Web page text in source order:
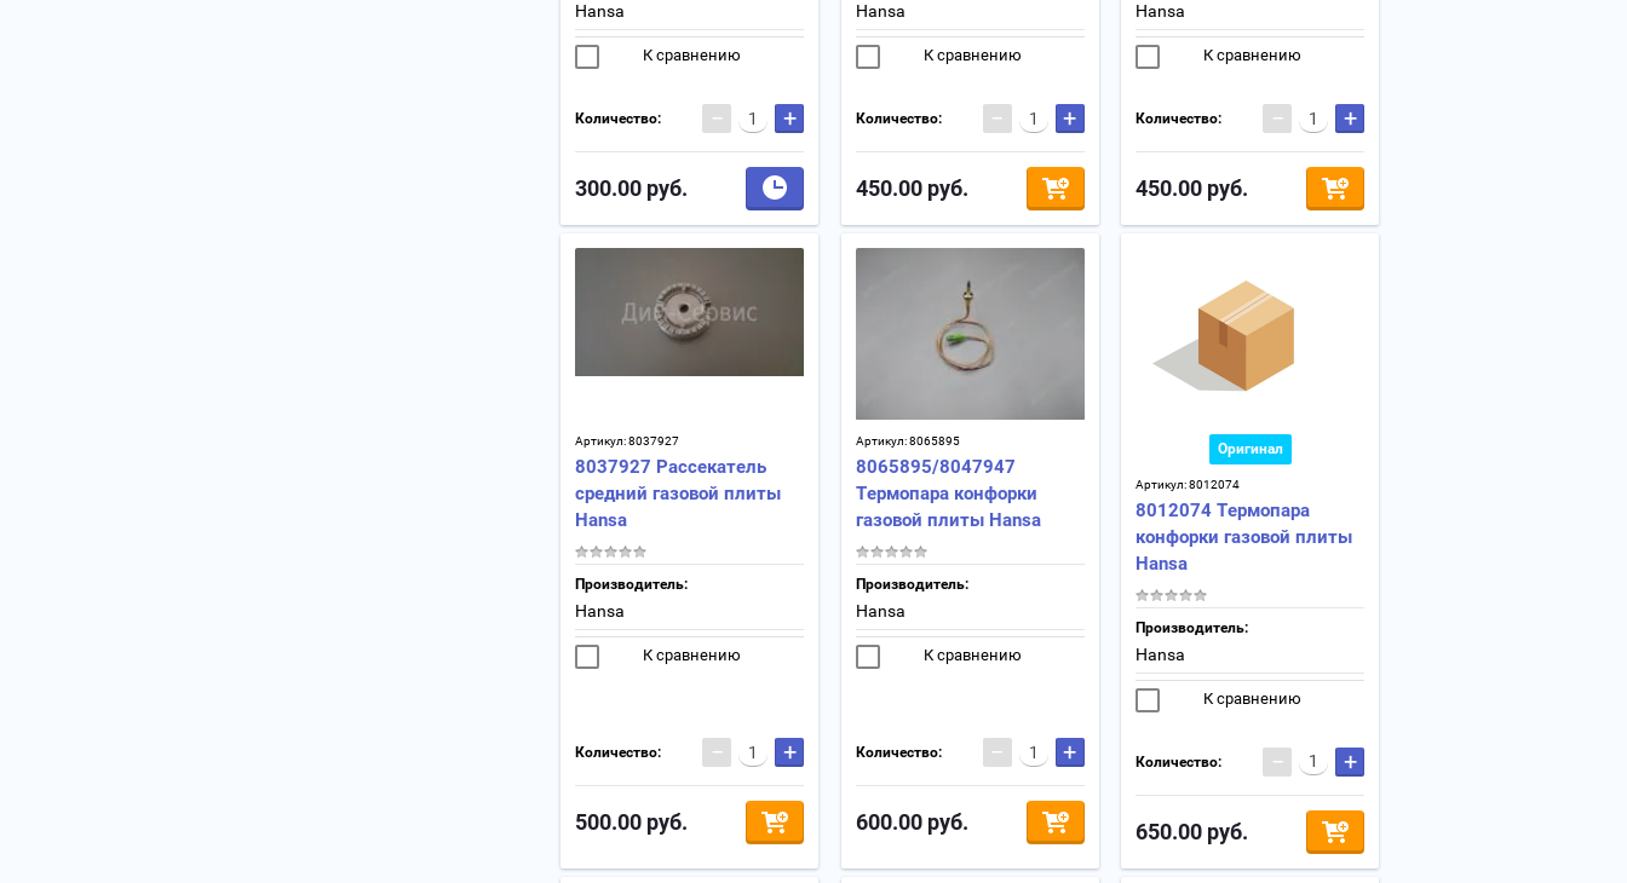
Hansa
К сравнению
Количество: − +
300.00 руб.
Hansa
К сравнению
Количество: − +
450.00руб.
Hansa
К сравнению
Количество: − +
450.00 руб.
Артикул:8037927
8037927 Рассекатель
средний газовой плиты
Hansa
Производитель:
Hansa
К сравнению
Количество: − +
500.00 руб.
Артикул:8065895
8065895/8047947
Термопара конфорки
газовой плиты Hansa
Производитель:
Hansa
К сравнению
Количество: − +
600.00руб.
Оригинал
Артикул:8012074
8012074 Термопара
конфорки газовой плиты
Hansa
Производитель:
Hansa
К сравнению
Количество: − +
650.00 руб.